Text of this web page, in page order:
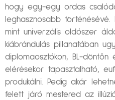
hogy egy-egy ordas
leghasznosabb
mint univerzális oldószer
kiábrándulás pillanatában
diplomaosztókon, BL-döntőn
elérésekor tapasztalható,
produkálni. Pedig akár
felett járó mestered az